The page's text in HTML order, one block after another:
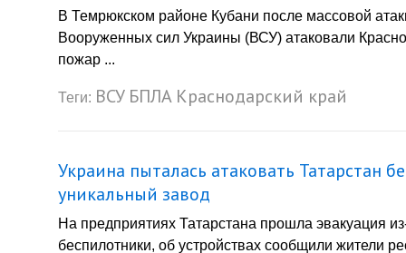
В Темрюкском районе Кубани после массовой
Вооруженных сил Украины (ВСУ) атаковали
пожар ...
Теги: ВСУ БПЛА Краснодарский край
Украина пыталась атаковать Татарстан
уникальный завод
На предприятиях Татарстана прошла эвакуация
беспилотники, об устройствах сообщили жители